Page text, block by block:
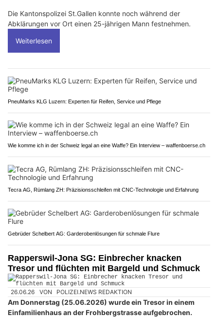
Die Kantonspolizei St.Gallen konnte noch während der
Abklärungen vor Ort einen 25-jährigen Mann festnehmen.
Weiterlesen
PneuMarks KLG Luzern: Experten für Reifen, Service und Pflege
Wie komme ich in der Schweiz legal an eine Waffe? Ein Interview – waffenboerse.ch
Tecra AG, Rümlang ZH: Präzisionsschleifen mit CNC-Technologie und Erfahrung
Gebrüder Schelbert AG: Garderobenlösungen für schmale Flure
Rapperswil-Jona SG: Einbrecher knacken
Tresor und flüchten mit Bargeld und Schmuck
26.06.26 VON POLIZEI.NEWS REDAKTION
Am Donnerstag (25.06.2026) wurde ein Tresor in einem
Einfamilienhaus an der Frohbergstrasse aufgebrochen.